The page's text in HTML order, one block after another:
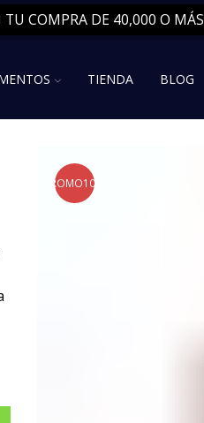
TU COMPRA DE 40,000 O MÁS
TIENDA BLOG
PROMO10%